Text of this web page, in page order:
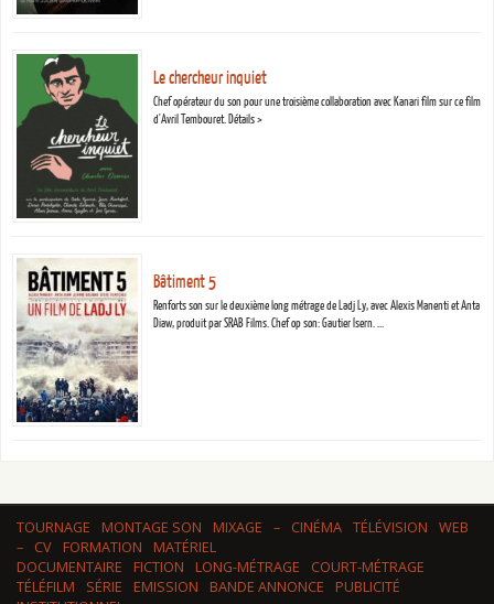
Le chercheur inquiet
Chef opérateur du son pour une troisième collaboration avec Kanari film sur ce film
d'Avril Tembouret. Détails >
Bâtiment 5
Renforts son sur le deuxième long métrage de Ladj Ly, avec Alexis Manenti et Anta
Diaw, produit par SRAB Films. Chef op son: Gautier Isern. …
TOURNAGE MONTAGE SON MIXAGE – CINÉMA TÉLÉVISION
WEB
–
CV FORMATION
MATÉRIEL
DOCUMENTAIRE
FICTION LONG-MÉTRAGE
COURT-MÉTRAGE
TÉLÉFILM
SÉRIE EMISSION BANDE ANNONCE
PUBLICITÉ